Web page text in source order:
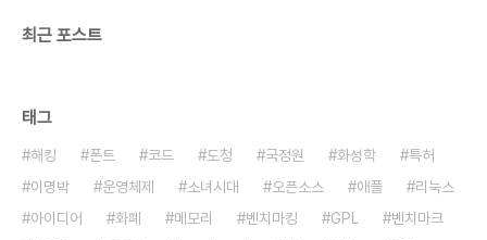
최근 포스트
태그
해킹 폰트 코드 도청 국정원 화성학
특허
이명박
운영체제 소녀시대 오픈소스 애플
리눅스
아이디어
화폐 메모리 벤치마킹 GPL
벤치마크